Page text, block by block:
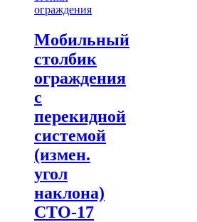
ограждения
Мобильный
столбик
ограждения
с
перекидной
системой
(измен.
угол
наклона)
СТО-17